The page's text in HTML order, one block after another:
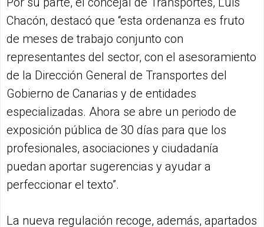
Chacón, destacó que “esta ordenanza es fruto
de meses de trabajo conjunto con
representantes del sector, con el asesoramiento
de la Dirección General de Transportes del
Gobierno de Canarias y de entidades
especializadas. Ahora se abre un periodo de
exposición pública de 30 días para que los
profesionales, asociaciones y ciudadanía
puedan aportar sugerencias y ayudar a
perfeccionar el texto”.
La nueva regulación recoge, además, apartados